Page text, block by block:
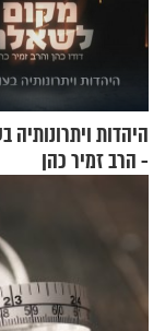
היהדות ויתרונותיה
- הרב זמיר כהן